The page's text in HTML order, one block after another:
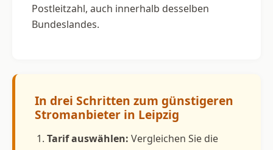
Postleitzahl, auch innerhalb desselben
Bundeslandes.
In drei Schritten zum günstigeren
Stromanbieter in Leipzig
Tarif auswählen: Vergleichen Sie die